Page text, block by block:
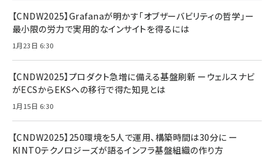
【CNDW2025】Grafanaが明かす「オブザーバビリティの哲学」ー
最小限の労力で実用的なインサイトを得るには
1月23日 6:30
【CNDW2025】プロダクト急増に備える基盤刷新 ーウェルスナビ
がECSからEKSへの移行で得た知見とは
1月15日 6:30
【CNDW2025】250環境を5人で運用、構築時間は30分に ー
KINTOテクノロジーズが語るインフラ基盤組織の作り方